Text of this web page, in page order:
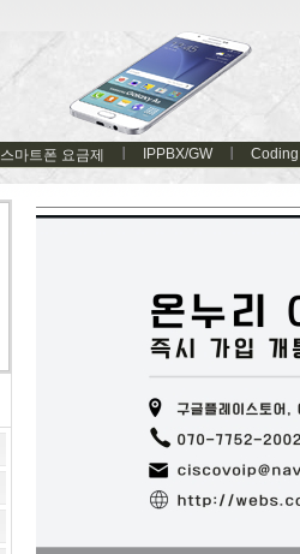
스마트폰 요금제 IPPBX/GW Coding